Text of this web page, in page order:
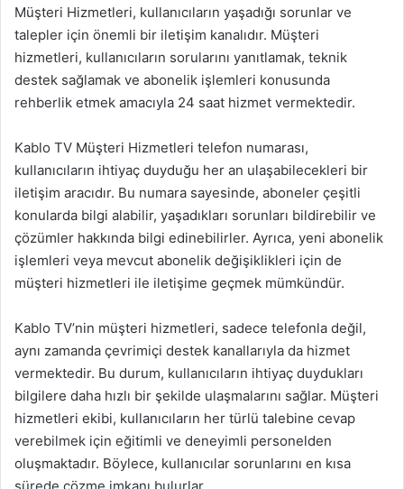
Müşteri Hizmetleri, kullanıcıların yaşadığı sorunlar ve
talepler için önemli bir iletişim kanalıdır. Müşteri
hizmetleri, kullanıcıların sorularını yanıtlamak, teknik
destek sağlamak ve abonelik işlemleri konusunda
rehberlik etmek amacıyla 24 saat hizmet vermektedir.
Kablo TV Müşteri Hizmetleri telefon numarası,
kullanıcıların ihtiyaç duyduğu her an ulaşabilecekleri bir
iletişim aracıdır. Bu numara sayesinde, aboneler çeşitli
konularda bilgi alabilir, yaşadıkları sorunları bildirebilir ve
çözümler hakkında bilgi edinebilirler. Ayrıca, yeni abonelik
işlemleri veya mevcut abonelik değişiklikleri için de
müşteri hizmetleri ile iletişime geçmek mümkündür.
Kablo TV’nin müşteri hizmetleri, sadece telefonla değil,
aynı zamanda çevrimiçi destek kanallarıyla da hizmet
vermektedir. Bu durum, kullanıcıların ihtiyaç duydukları
bilgilere daha hızlı bir şekilde ulaşmalarını sağlar. Müşteri
hizmetleri ekibi, kullanıcıların her türlü talebine cevap
verebilmek için eğitimli ve deneyimli personelden
oluşmaktadır. Böylece, kullanıcılar sorunlarını en kısa
sürede çözme imkanı bulurlar.